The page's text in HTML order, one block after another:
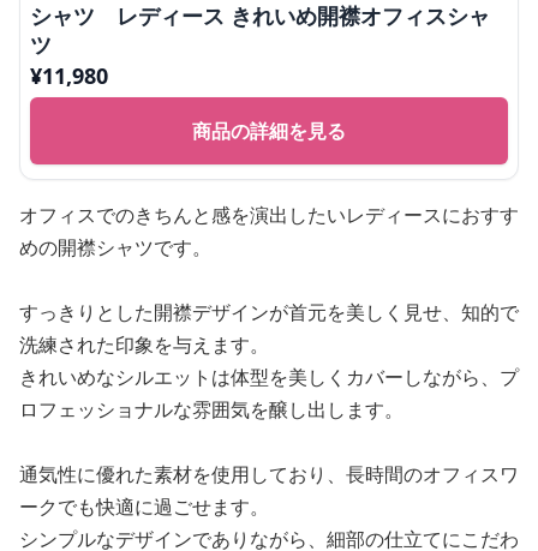
シャツ レディース きれいめ開襟オフィスシャ
ツ
¥11,980
商品の詳細を見る
オフィスでのきちんと感を演出したいレディースにおすす
めの開襟シャツです。
すっきりとした開襟デザインが首元を美しく見せ、知的で
洗練された印象を与えます。
きれいめなシルエットは体型を美しくカバーしながら、プ
ロフェッショナルな雰囲気を醸し出します。
通気性に優れた素材を使用しており、長時間のオフィスワ
ークでも快適に過ごせます。
シンプルなデザインでありながら、細部の仕立てにこだわ